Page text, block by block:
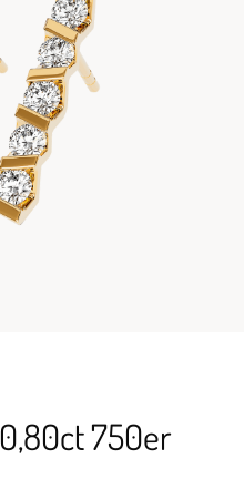
750er